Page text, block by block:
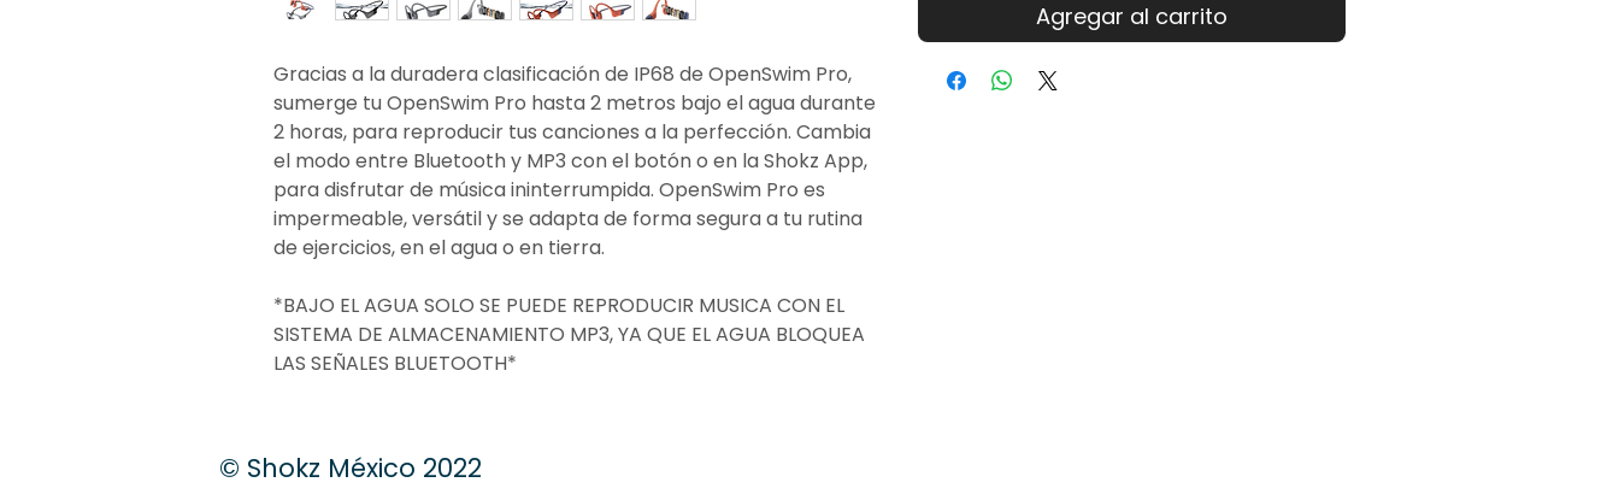
Gracias a la duradera clasificación de IP68 de OpenSwim Pro,
sumerge tu OpenSwim Pro hasta 2 metros bajo el agua durante
2 horas, para reproducir tus canciones a la perfección. Cambia
el modo entre Bluetooth y MP3 con el botón o en la Shokz App,
para disfrutar de música ininterrumpida. OpenSwim Pro es
impermeable, versátil y se adapta de forma segura a tu rutina
de ejercicios, en el agua o en tierra.
*BAJO EL AGUA SOLO SE PUEDE REPRODUCIR MUSICA CON EL
SISTEMA DE ALMACENAMIENTO MP3, YA QUE EL AGUA BLOQUEA
LAS SEÑALES BLUETOOTH*
Agregar al carrito
© Shokz México 2022